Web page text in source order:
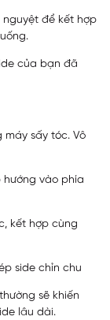
nguyệt để kết hợp
của bạn đã
sấy tóc. Vô
hướng vào phía
kết hợp cùng
side chỉn chu
sẽ khiến
lâu dài.